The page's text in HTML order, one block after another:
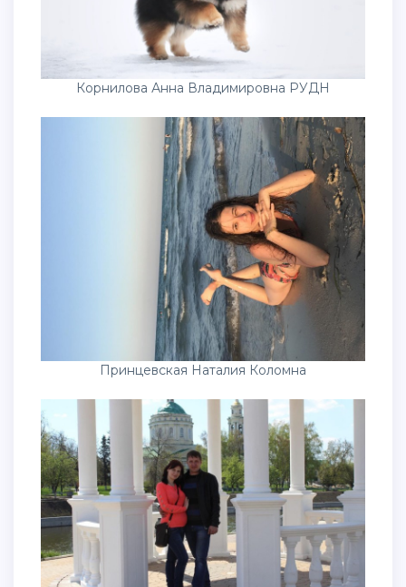
Корнилова Анна Владимировна РУДН
Принцевская Наталия Коломна